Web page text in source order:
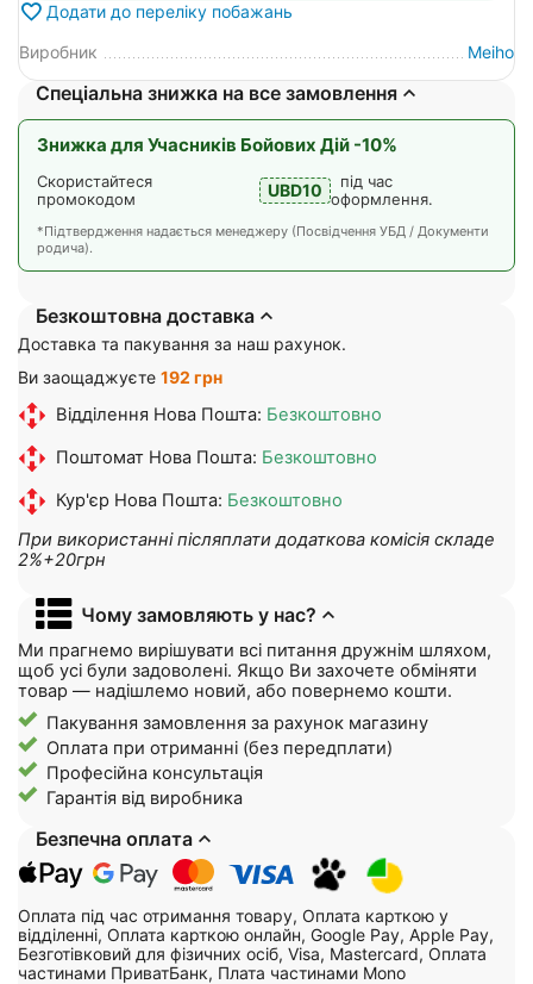
Додати до переліку побажань
Виробник
Meiho
Спеціальна знижка на все замовлення
Знижка для Учасників Бойових Дій -10%
Скористайтеся
промокодом
UBD10
під час
оформлення.
*Підтвердження надається менеджеру (Посвідчення УБД / Документи
родича).
Безкоштовна доставка
Доставка та пакування за наш рахунок.
Ви заощаджуєте 192 грн
Відділення Нова Пошта: Безкоштовно
Поштомат Нова Пошта: Безкоштовно
Кур'єр Нова Пошта: Безкоштовно
При використанні післяплати додаткова комісія складе
2%+20грн
Чому замовляють у нас?
Ми прагнемо вирішувати всі питання дружнім шляхом,
щоб усі були задоволені. Якщо Ви захочете обміняти
товар — надішлемо новий, або повернемо кошти.
Пакування замовлення за рахунок магазину
Оплата при отриманні (без передплати)
Професійна консультація
Гарантія від виробника
Безпечна оплата
Оплата під час отримання товару, Оплата карткою у
відділенні, Оплата карткою онлайн, Google Pay, Apple Pay,
Безготівковий для фізичних осіб, Visa, Mastercard, Оплата
частинами ПриватБанк, Плата частинами Mono